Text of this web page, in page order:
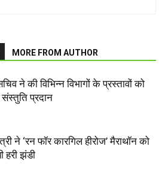
MORE FROM AUTHOR
ने की विभिन्न विभागों के प्रस्तावों को
संस्तुति प्रदान
ने ‘रन फॉर कारगिल हीरोज’ मैराथॉन को
हरी झंडी